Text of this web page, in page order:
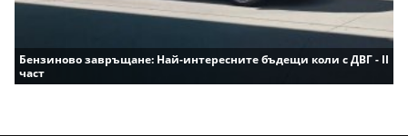
Бензиново завръщане: Най-интересните бъдещи коли с ДВГ - II
част